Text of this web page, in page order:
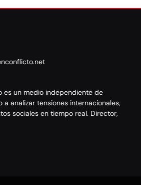
es un medio independiente de
analizar tensiones internacionales,
sociales en tiempo real. Director,